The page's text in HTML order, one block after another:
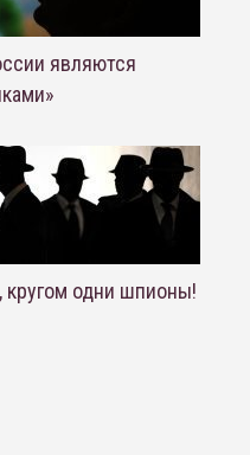
являются
одни шпионы!